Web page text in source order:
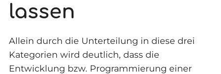
lassen
Allein durch die Unterteilung in diese drei
Kategorien wird deutlich, dass die
Entwicklung bzw. Programmierung einer